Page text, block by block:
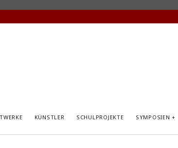
KÜNSTLER SCHULPROJEKTE SYMPOSIEN